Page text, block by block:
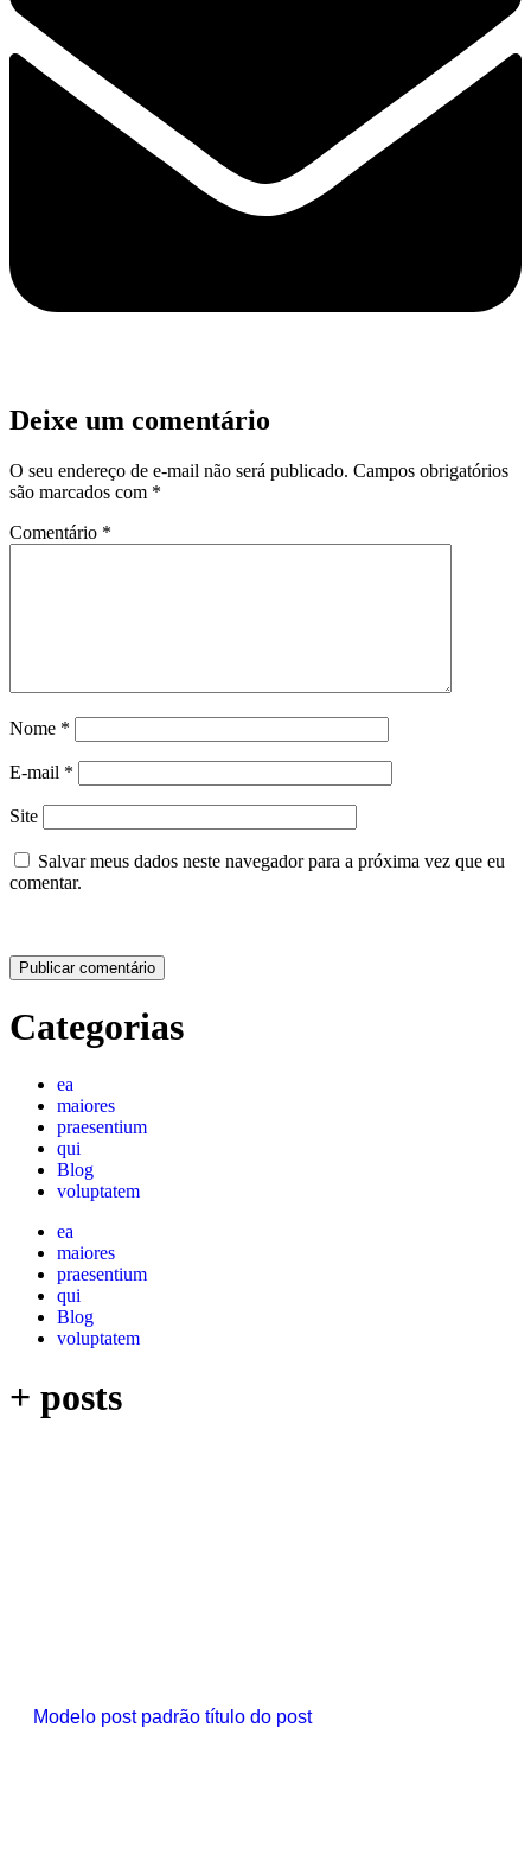
Deixe um comentário
O seu endereço de e-mail não será publicado. Campos obrigatórios
são marcados com *
Comentário *
Nome *
E-mail *
Site
Salvar meus dados neste navegador para a próxima vez que eu
comentar.
Categorias
ea
maiores
praesentium
qui
Blog
voluptatem
ea
maiores
praesentium
qui
Blog
voluptatem
+ posts
Modelo post padrão título do post